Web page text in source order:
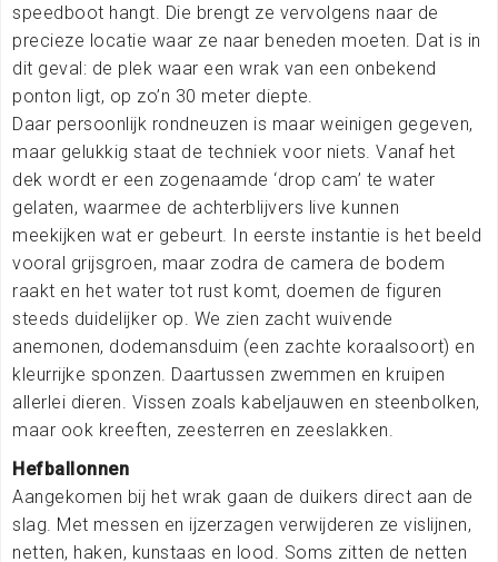
speedboot hangt. Die brengt ze vervolgens naar de
precieze locatie waar ze naar beneden moeten. Dat is in
dit geval: de plek waar een wrak van een onbekend
ponton ligt, op zo’n 30 meter diepte.
Daar persoonlijk rondneuzen is maar weinigen gegeven,
maar gelukkig staat de techniek voor niets. Vanaf het
dek wordt er een zogenaamde ‘drop cam’ te water
gelaten, waarmee de achterblijvers live kunnen
meekijken wat er gebeurt. In eerste instantie is het beeld
vooral grijsgroen, maar zodra de camera de bodem
raakt en het water tot rust komt, doemen de figuren
steeds duidelijker op. We zien zacht wuivende
anemonen, dodemansduim (een zachte koraalsoort) en
kleurrijke sponzen. Daartussen zwemmen en kruipen
allerlei dieren. Vissen zoals kabeljauwen en steenbolken,
maar ook kreeften, zeesterren en zeeslakken.
Hefballonnen
Aangekomen bij het wrak gaan de duikers direct aan de
slag. Met messen en ijzerzagen verwijderen ze vislijnen,
netten, haken, kunstaas en lood. Soms zitten de netten